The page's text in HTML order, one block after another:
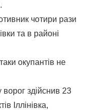
чотири рази
та в районі
окупантів не
здійснив 23
Іллінівка,